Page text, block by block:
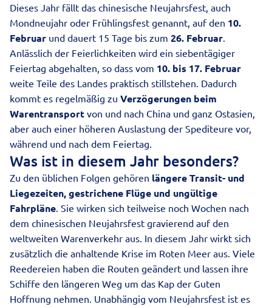
Dieses Jahr fällt das chinesische Neujahrsfest, auch
Mondneujahr oder Frühlingsfest genannt, auf den 10.
Februar und dauert 15 Tage bis zum 26. Februar.
Anlässlich der Feierlichkeiten wird ein siebentägiger
Feiertag abgehalten, so dass vom 10. bis 17. Februar
weite Teile des Landes praktisch stillstehen. Dadurch
kommt es regelmäßig zu Verzögerungen beim
Warentransport von und nach China und ganz Ostasien,
aber auch einer höheren Auslastung der Spediteure vor,
während und nach dem Feiertag.
Was ist in diesem Jahr besonders?
Zu den üblichen Folgen gehören längere Transit- und
Liegezeiten, gestrichene Flüge und ungültige
Fahrpläne. Sie wirken sich teilweise noch Wochen nach
dem chinesischen Neujahrsfest gravierend auf den
weltweiten Warenverkehr aus. In diesem Jahr wirkt sich
zusätzlich die anhaltende Krise im Roten Meer aus. Viele
Reedereien haben die Routen geändert und lassen ihre
Schiffe den längeren Weg um das Kap der Guten
Hoffnung nehmen. Unabhängig vom Neujahrsfest ist es